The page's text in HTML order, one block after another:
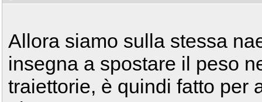
Allora siamo sulla stessa
insegna a spostare il peso
traiettorie, è quindi fatto per